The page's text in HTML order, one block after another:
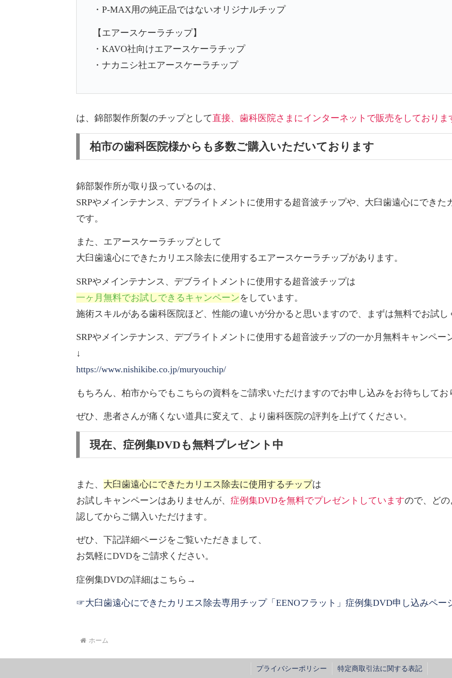
・P-MAX用の純正品ではないオリジナルチップ
【エアースケーラチップ】
・KAVO社向けエアースケーラチップ
・ナカニシ社エアースケーラチップ
は、 錦部製作所製のチップとして直接、歯科医院さまにインターネットで販売をしておりま
柏市の歯科医院様からも多数ご購入いただいております
錦部製作所が取り扱っているのは、
SRPやメインテナンス、デブライトメントに使用する超音波チップや、大臼歯遠心にでき
です。
また、エアースケーラチップとして
大臼歯遠心にできたカリエス除去に使用するエアースケーラチップがあります。
SRPやメインテナンス、デブライトメントに使用する超音波チップは
一ヶ月無料でお試しできるキャンペーンをしています。
施術スキルがある歯科医院ほど、性能の違いが分かると思いますので、まずは無料でお試し
SRPやメインテナンス、デブライトメントに使用する超音波チップの一か月無料キャンペー
↓
https://www.nishikibe.co.jp/muryouchip/
もちろん、柏市からでもこちらの資料をご請求いただけますのでお申し込みをお待ちしてお
ぜひ、患者さんが痛くない道具に変えて、より歯科医院の評判を上げてください。
現在、症例集DVDも無料プレゼント中
また、 大臼歯遠心にできたカリエス除去に使用するチップは
お試しキャンペーンはありませんが、 症例集DVDを無料でプレゼントしていますので、ど
認してからご購入いただけます。
ぜひ、下記詳細ページをご覧いただきまして、
お気軽にDVDをご請求ください。
症例集DVDの詳細はこちら→
☞大臼歯遠心にできたカリエス除去専用チップ「EENOフラット」症例集DVD申し込みペー
ホーム
プライバシーポリシー 特定商取引法に関する表記